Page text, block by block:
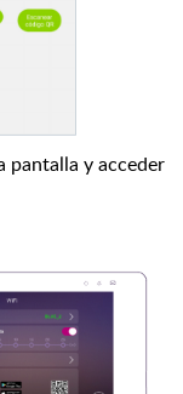
pantalla y acceder